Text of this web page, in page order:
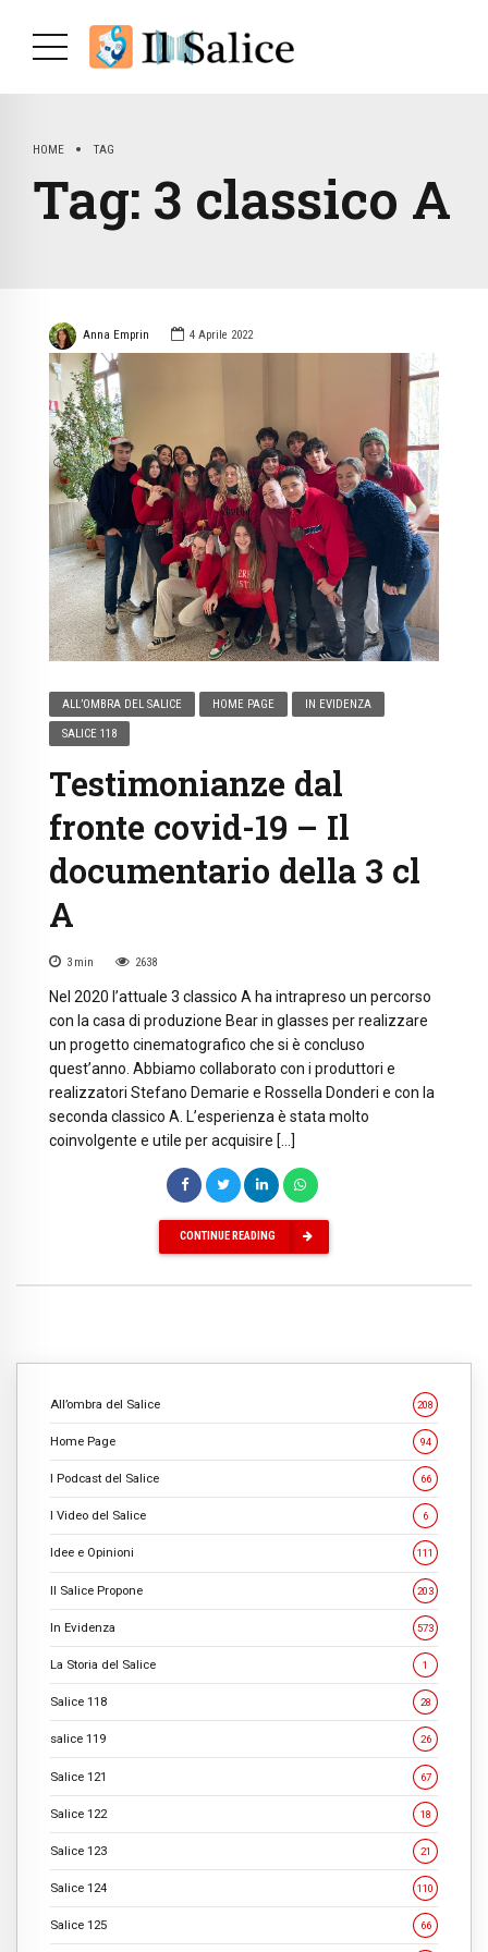
HOME TAG
Tag: 3 classico A
Anna Emprin 4 Aprile 2022
ALL’OMBRA DEL SALICE HOME PAGE IN EVIDENZA
SALICE 118
Testimonianze dal
fronte covid-19 – Il
documentario della 3 cl
A
3 min 2638
Nel 2020 l’attuale 3 classico A ha intrapreso un percorso
con la casa di produzione Bear in glasses per realizzare
un progetto cinematografico che si è concluso
quest’anno. Abbiamo collaborato con i produttori e
realizzatori Stefano Demarie e Rossella Donderi e con la
seconda classico A. L’esperienza è stata molto
coinvolgente e utile per acquisire […]
CONTINUE READING
All’ombra del Salice 208
Home Page 94
I Podcast del Salice 66
I Video del Salice 6
Idee e Opinioni 111
Il Salice Propone 203
In Evidenza 573
La Storia del Salice 1
Salice 118 28
salice 119 26
Salice 121 67
Salice 122 18
Salice 123 21
Salice 124 110
Salice 125 66